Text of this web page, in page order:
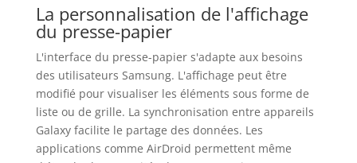
La personnalisation de l'affichage
du presse-papier
L'interface du presse-papier s'adapte aux besoins
des utilisateurs Samsung. L'affichage peut être
modifié pour visualiser les éléments sous forme de
liste ou de grille. La synchronisation entre appareils
Galaxy facilite le partage des données. Les
applications comme AirDroid permettent même